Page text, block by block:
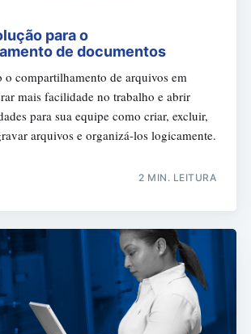
para o
de documentos
o compartilhamento de arquivos em
mais facilidade no trabalho e abrir
para sua equipe como criar, excluir,
arquivos e organizá-los logicamente.
2 MIN. LEITURA